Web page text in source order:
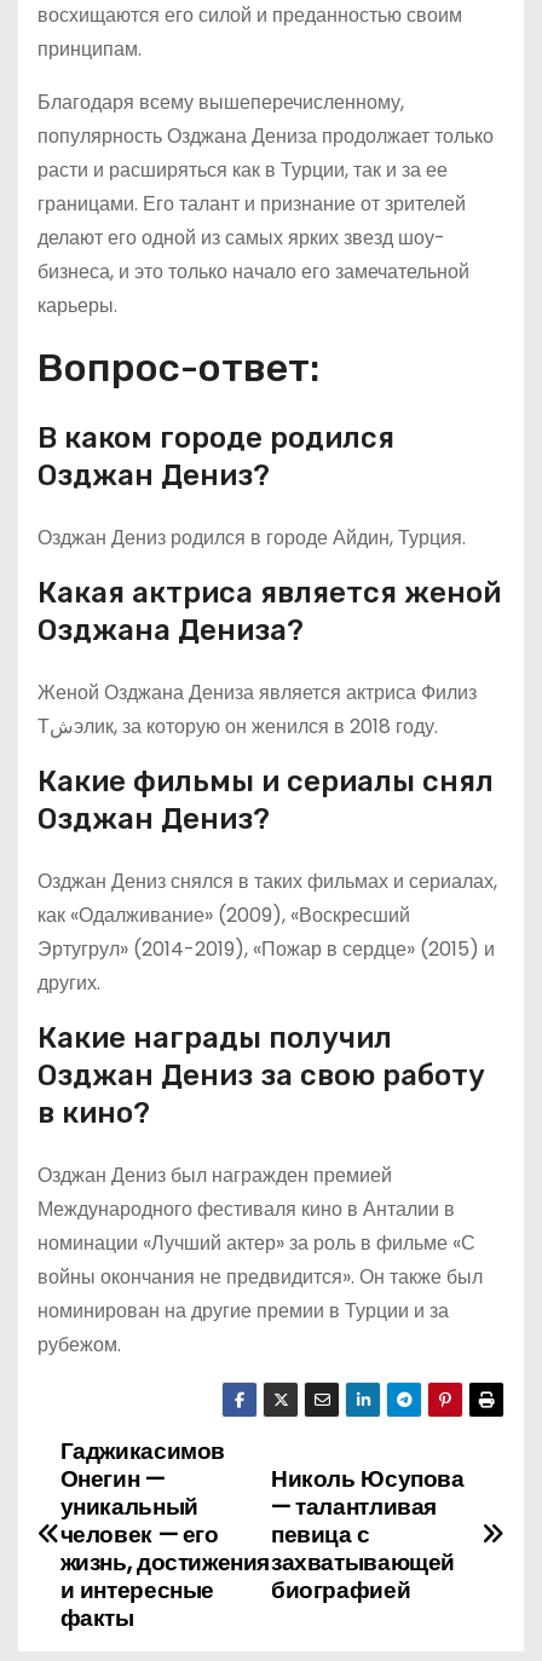
восхищаются его силой и преданностью своим
принципам.
Благодаря всему вышеперечисленному,
популярность Озджана Дениза продолжает только
расти и расширяться как в Турции, так и за ее
границами. Его талант и признание от зрителей
делают его одной из самых ярких звезд шоу-
бизнеса, и это только начало его замечательной
карьеры.
Вопрос-ответ:
В каком городе родился
Озджан Дениз?
Озджан Дениз родился в городе Айдин, Турция.
Какая актриса является женой
Озджана Дениза?
Женой Озджана Дениза является актриса Филиз
Тشэлик, за которую он женился в 2018 году.
Какие фильмы и сериалы снял
Озджан Дениз?
Озджан Дениз снялся в таких фильмах и сериалах,
как «Одалживание» (2009), «Воскресший
Эртугрул» (2014-2019), «Пожар в сердце» (2015) и
других.
Какие награды получил
Озджан Дениз за свою работу
в кино?
Озджан Дениз был награжден премией
Международного фестиваля кино в Анталии в
номинации «Лучший актер» за роль в фильме «С
войны окончания не предвидится». Он также был
номинирован на другие премии в Турции и за
рубежом.
Н
а
Николь Юсупова
— талантливая
певица с
захватывающей
биографией
Гаджикасимов
Онегин —
уникальный
человек — его
жизнь, достижения
и интересные
факты